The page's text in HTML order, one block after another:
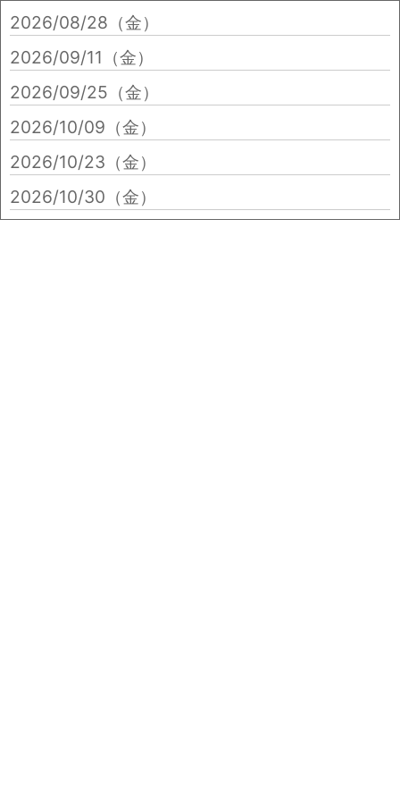
2026/08/28（金）
2026/09/11（金）
2026/09/25（金）
2026/10/09（金）
2026/10/23（金）
2026/10/30（金）